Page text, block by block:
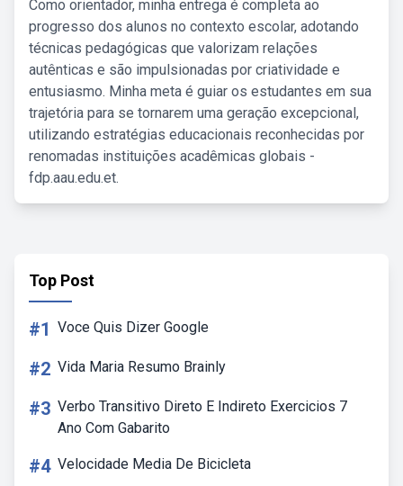
Como orientador, minha entrega é completa ao
progresso dos alunos no contexto escolar, adotando
técnicas pedagógicas que valorizam relações
autênticas e são impulsionadas por criatividade e
entusiasmo. Minha meta é guiar os estudantes em sua
trajetória para se tornarem uma geração excepcional,
utilizando estratégias educacionais reconhecidas por
renomadas instituições acadêmicas globais -
fdp.aau.edu.et.
Top Post
#1 Voce Quis Dizer Google
#2 Vida Maria Resumo Brainly
#3 Verbo Transitivo Direto E Indireto Exercicios 7
Ano Com Gabarito
#4 Velocidade Media De Bicicleta